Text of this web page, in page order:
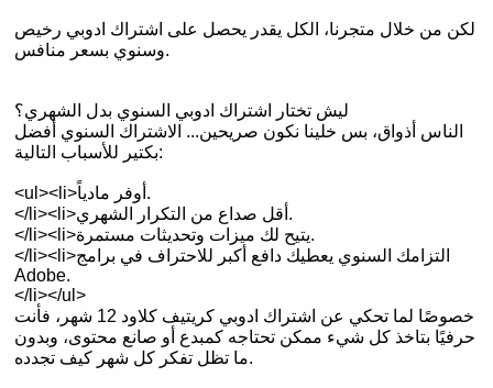
لكن من خلال متجرنا، الكل يقدر يحصل على اشتراك ادوبي رخيص
وسنوي بسعر منافس.
ليش تختار اشتراك ادوبي السنوي بدل الشهري؟
الناس أذواق، بس خلينا نكون صريحين... الاشتراك السنوي أفضل
بكتير للأسباب التالية:
<ul><li>أوفر مادياً.
</li><li>أقل صداع من التكرار الشهري.
</li><li>يتيح لك ميزات وتحديثات مستمرة.
</li><li>التزامك السنوي يعطيك دافع أكبر للاحتراف في برامج
Adobe.
</li></ul>
خصوصًا لما تحكي عن اشتراك ادوبي كريتيف كلاود 12 شهر، فأنت
حرفيًا بتاخذ كل شيء ممكن تحتاجه كمبدع أو صانع محتوى، وبدون
ما تظل تفكر كل شهر كيف تجدده.